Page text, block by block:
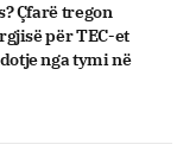
Çfarë tregon
për TEC-et
nga tymi në